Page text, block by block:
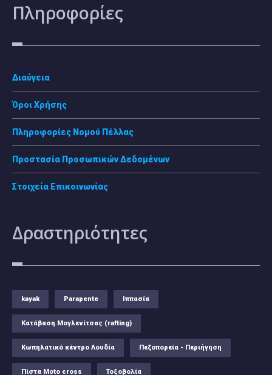
Πληροφορίες
Διαύγεια
Όροι Χρήσης
Πληροφορίες Νομού Πέλλας
Προστασία Προσωπικών Δεδομένων
Στοιχεία Επικοινωνίας
Δραστηριότητες
kayak Parapente Ιππασία
Κατάβαση Μογλενίτσας (rafting)
Κωπηλατικό κέντρο Λουδία Πεζοπορεία - Περιήγηση
Πίστα Moto cross Τοξοβολία